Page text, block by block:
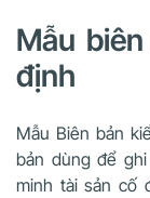
Mẫu
định
Mẫu Biên bản
bản dùng để
minh tài sản cố